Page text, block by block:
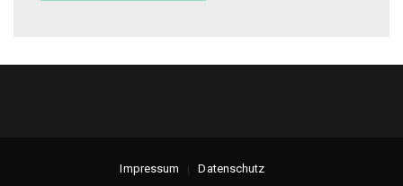
Impressum Datenschutz